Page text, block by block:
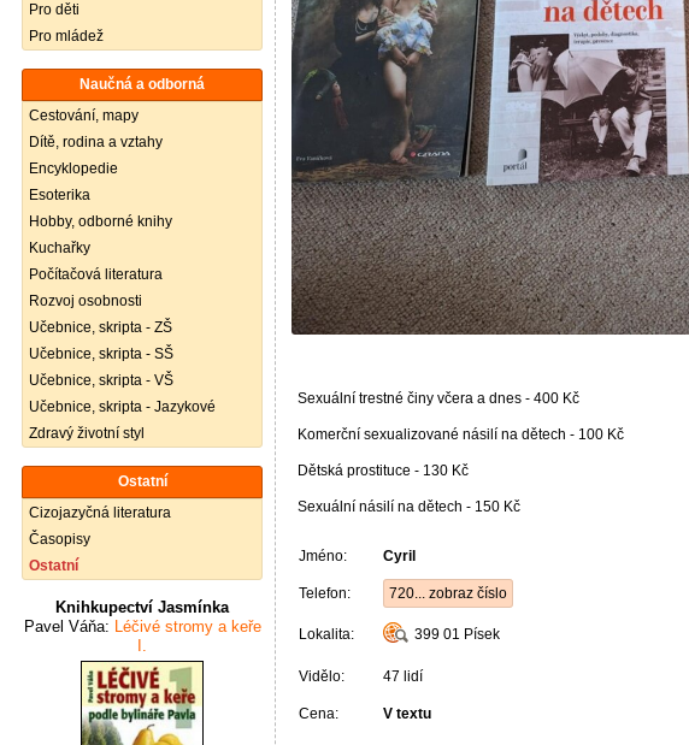
Pro děti
Pro mládež
Naučná a odborná
Cestování, mapy
Dítě, rodina a vztahy
Encyklopedie
Esoterika
Hobby, odborné knihy
Kuchařky
Počítačová literatura
Rozvoj osobnosti
Učebnice, skripta - ZŠ
Učebnice, skripta - SŠ
Učebnice, skripta - VŠ
Učebnice, skripta - Jazykové
Zdravý životní styl
Ostatní
Cizojazyčná literatura
Časopisy
Ostatní
Knihkupectví Jasmínka
Pavel Váňa: Léčivé stromy a keře
I.
Sexuální trestné činy včera a dnes - 400 Kč
Komerční sexualizované násilí na dětech - 100 Kč
Dětská prostituce - 130 Kč
Sexuální násilí na dětech - 150 Kč
Jméno: Cyril
Telefon: 720... zobraz číslo
Lokalita: 399 01 Písek
Vidělo: 47 lidí
Cena: V textu